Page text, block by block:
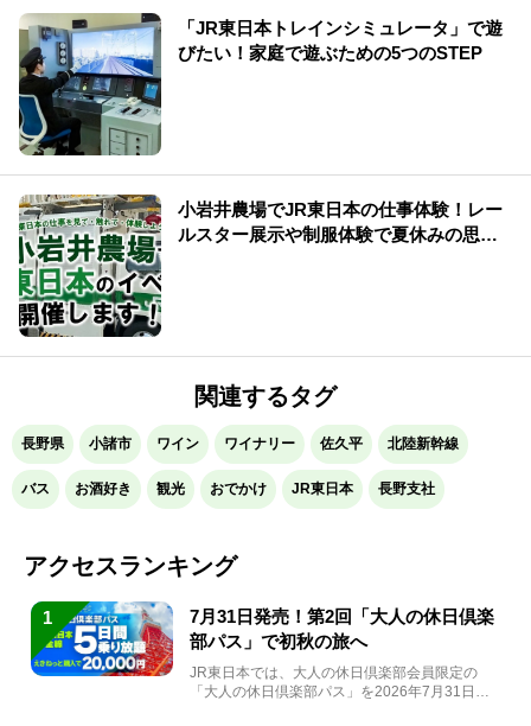
「JR東日本トレインシミュレータ」で遊
びたい！家庭で遊ぶための5つのSTEP
小岩井農場でJR東日本の仕事体験！レー
ルスター展示や制服体験で夏休みの思い
関連するタグ
長野県 小諸市 ワイン ワイナリー 佐久平 北陸新幹線
バス お酒好き 観光 おでかけ JR東日本 長野支社
アクセスランキング
1
7月31日発売！第2回「大人の休日倶楽
部パス」で初秋の旅へ
JR東日本では、大人の休日倶楽部会員限定の
「大人の休日倶楽部パス」を2026年7月31日